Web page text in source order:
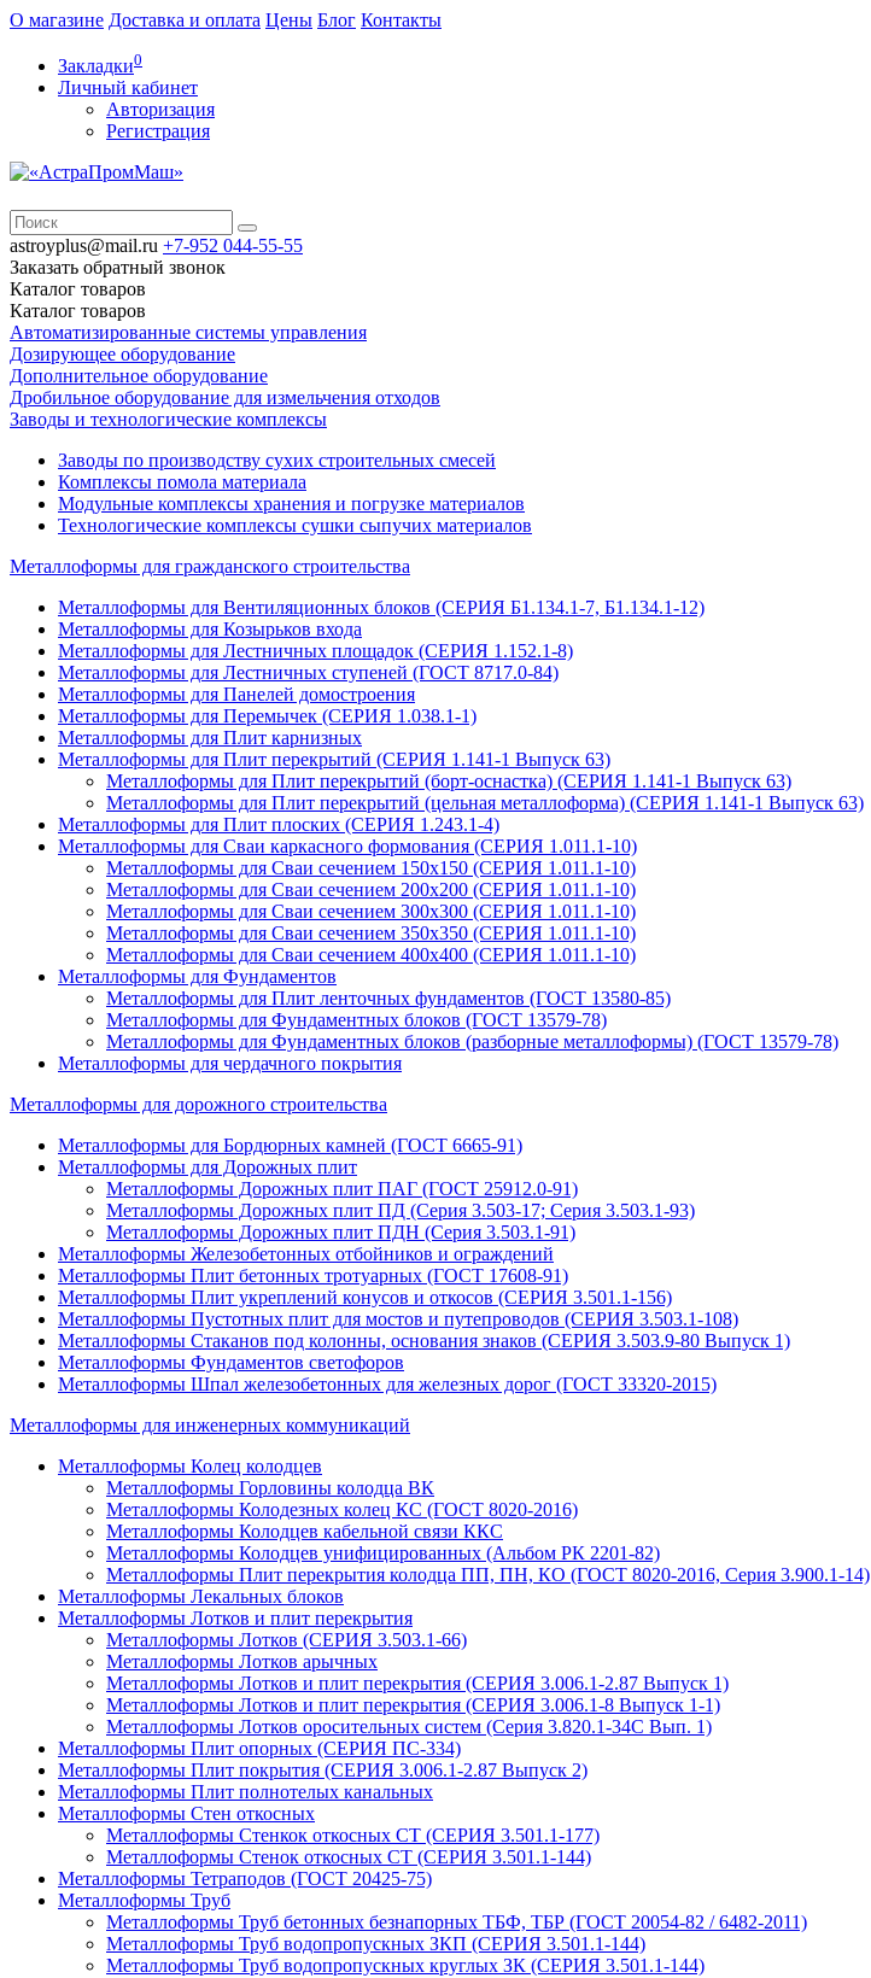
О магазине Доставка и оплата Цены Блог Контакты
Закладки0
Личный кабинет
Авторизация
Регистрация
astroyplus@mail.ru +7-952 044-55-55
Заказать обратный звонок
Каталог товаров
Каталог товаров
Автоматизированные системы управления
Дозирующее оборудование
Дополнительное оборудование
Дробильное оборудование для измельчения отходов
Заводы и технологические комплексы
Заводы по производству сухих строительных смесей
Комплексы помола материала
Модульные комплексы хранения и погрузке материалов
Технологические комплексы сушки сыпучих материалов
Металлоформы для гражданского строительства
Металлоформы для Вентиляционных блоков (СЕРИЯ Б1.134.1-7, Б1.134.1-12)
Металлоформы для Козырьков входа
Металлоформы для Лестничных площадок (СЕРИЯ 1.152.1-8)
Металлоформы для Лестничных ступеней (ГОСТ 8717.0-84)
Металлоформы для Панелей домостроения
Металлоформы для Перемычек (СЕРИЯ 1.038.1-1)
Металлоформы для Плит карнизных
Металлоформы для Плит перекрытий (СЕРИЯ 1.141-1 Выпуск 63)
Металлоформы для Плит перекрытий (борт-оснастка) (СЕРИЯ 1.141-1 Выпуск 63)
Металлоформы для Плит перекрытий (цельная металлоформа) (СЕРИЯ 1.141-1 Выпуск 63)
Металлоформы для Плит плоских (СЕРИЯ 1.243.1-4)
Металлоформы для Сваи каркасного формования (СЕРИЯ 1.011.1-10)
Металлоформы для Сваи сечением 150х150 (СЕРИЯ 1.011.1-10)
Металлоформы для Сваи сечением 200х200 (СЕРИЯ 1.011.1-10)
Металлоформы для Сваи сечением 300х300 (СЕРИЯ 1.011.1-10)
Металлоформы для Сваи сечением 350х350 (СЕРИЯ 1.011.1-10)
Металлоформы для Сваи сечением 400х400 (СЕРИЯ 1.011.1-10)
Металлоформы для Фундаментов
Металлоформы для Плит ленточных фундаментов (ГОСТ 13580-85)
Металлоформы для Фундаментных блоков (ГОСТ 13579-78)
Металлоформы для Фундаментных блоков (разборные металлоформы) (ГОСТ 13579-78)
Металлоформы для чердачного покрытия
Металлоформы для дорожного строительства
Металлоформы для Бордюрных камней (ГОСТ 6665-91)
Металлоформы для Дорожных плит
Металлоформы Дорожных плит ПАГ (ГОСТ 25912.0-91)
Металлоформы Дорожных плит ПД (Серия 3.503-17; Серия 3.503.1-93)
Металлоформы Дорожных плит ПДН (Серия 3.503.1-91)
Металлоформы Железобетонных отбойников и ограждений
Металлоформы Плит бетонных тротуарных (ГОСТ 17608-91)
Металлоформы Плит укреплений конусов и откосов (СЕРИЯ 3.501.1-156)
Металлоформы Пустотных плит для мостов и путепроводов (СЕРИЯ 3.503.1-108)
Металлоформы Стаканов под колонны, основания знаков (СЕРИЯ 3.503.9-80 Выпуск 1)
Металлоформы Фундаментов светофоров
Металлоформы Шпал железобетонных для железных дорог (ГОСТ 33320-2015)
Металлоформы для инженерных коммуникаций
Металлоформы Колец колодцев
Металлоформы Горловины колодца ВК
Металлоформы Колодезных колец КС (ГОСТ 8020-2016)
Металлоформы Колодцев кабельной связи ККС
Металлоформы Колодцев унифицированных (Альбом РК 2201-82)
Металлоформы Плит перекрытия колодца ПП, ПН, КО (ГОСТ 8020-2016, Серия 3.900.1-14)
Металлоформы Лекальных блоков
Металлоформы Лотков и плит перекрытия
Металлоформы Лотков (СЕРИЯ 3.503.1-66)
Металлоформы Лотков арычных
Металлоформы Лотков и плит перекрытия (СЕРИЯ 3.006.1-2.87 Выпуск 1)
Металлоформы Лотков и плит перекрытия (СЕРИЯ 3.006.1-8 Выпуск 1-1)
Металлоформы Лотков оросительных систем (Серия 3.820.1-34С Вып. 1)
Металлоформы Плит опорных (СЕРИЯ ПС-334)
Металлоформы Плит покрытия (СЕРИЯ 3.006.1-2.87 Выпуск 2)
Металлоформы Плит полнотелых канальных
Металлоформы Стен откосных
Металлоформы Стенкок откосных СТ (СЕРИЯ 3.501.1-177)
Металлоформы Стенок откосных СТ (СЕРИЯ 3.501.1-144)
Металлоформы Тетраподов (ГОСТ 20425-75)
Металлоформы Труб
Металлоформы Труб бетонных безнапорных ТБФ, ТБР (ГОСТ 20054-82 / 6482-2011)
Металлоформы Труб водопропускных ЗКП (СЕРИЯ 3.501.1-144)
Металлоформы Труб водопропускных круглых ЗК (СЕРИЯ 3.501.1-144)